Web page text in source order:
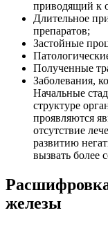
приводящий к
Длительное
препаратов;
Застойные
Полученные
Заболевания,
Начальные
структуре
проявляются
отсутствие
развитию
вызвать более
железы